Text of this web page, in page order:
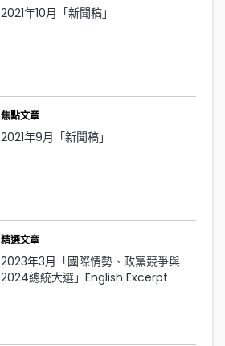
2021年10月「新聞稿」
焦點文章
2021年9月「新聞稿」
精選文章
2023年3月「國際情勢、政黨競爭與
2024總統大選」English Excerpt